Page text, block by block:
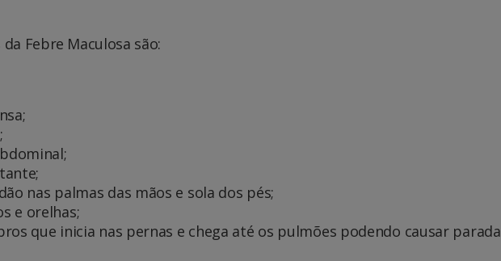
Febre Maculosa são:
nas palmas das mãos e sola dos pés;
e orelhas;
que inicia nas pernas e chega até os pulmões podendo causar parada